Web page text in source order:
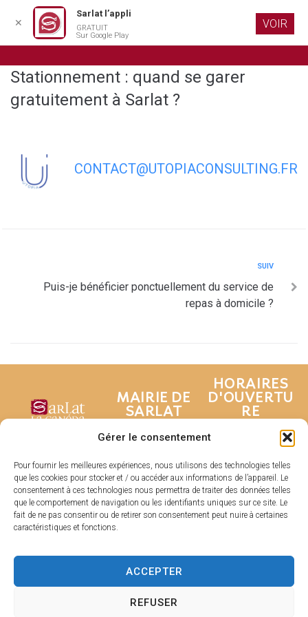
Gérer le consentement
Pour fournir les meilleures expériences, nous utilisons des technologies telles
que les cookies pour stocker et / ou accéder aux informations de l’appareil. Le
consentement à ces technologies nous permettra de traiter des données telles
que le comportement de navigation ou les identifiants uniques sur ce site. Le
fait de ne pas consentir ou de retirer son consentement peut nuire à certaines
caractéristiques et fonctions.
ACCEPTER
REFUSER
contenu
Stationnement : quand se garer
gratuitement à Sarlat ?
CONTACT@UTOPIACONSULTING.FR
SUIV
Puis-je bénéficier ponctuellement du service de
repas à domicile ?
MAIRIE DE
SARLAT
Liberté
CS 80210
24200 Sarlat-La
Canéda
Contacter
HORAIRES
D'OUVERTU
RE
De 8h30 à 17h
Fermé le samedi
et dimanche
✕
Sarlat l’appli
GRATUIT
Sur Google Play
VOIR